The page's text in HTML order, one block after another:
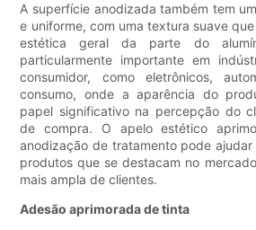
A superfície anodizada também tem
e uniforme, com uma textura suave
estética geral da parte do
particularmente importante em
consumidor, como eletrônicos,
consumo, onde a aparência do
papel significativo na percepção do
de compra. O apelo estético
anodização de tratamento pode
produtos que se destacam no
mais ampla de clientes.
Adesão aprimorada de tinta